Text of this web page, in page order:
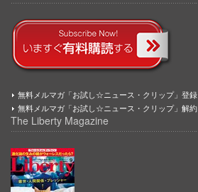
無料メルマガ「お試し☆ニュース・クリップ」登録
無料メルマガ「お試し☆ニュース・クリップ」解約
The Liberty Magazine